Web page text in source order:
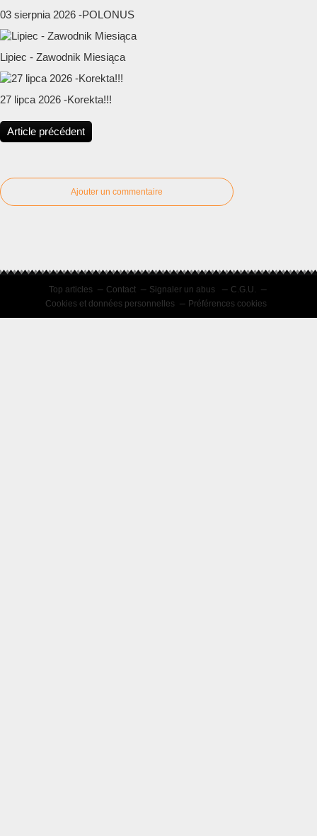
03 sierpnia 2026 -POLONUS
Lipiec - Zawodnik Miesiąca
27 lipca 2026 -Korekta!!!
Article précédent
Ajouter un commentaire
Top articles Contact Signaler un abus
C.G.U.
Cookies et données personnelles
Préférences cookies